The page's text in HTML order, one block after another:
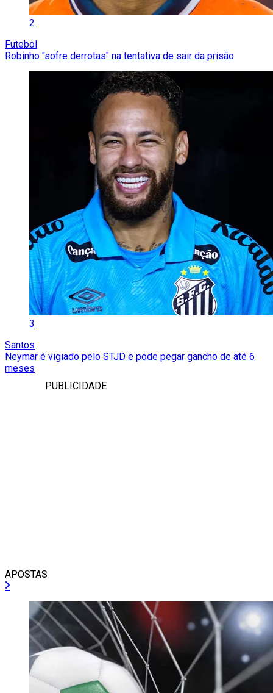
2
Futebol
Robinho "sofre derrotas" na tentativa de sair da prisão
3
Santos
Neymar é vigiado pelo STJD e pode pegar gancho de até 6
meses
PUBLICIDADE
APOSTAS